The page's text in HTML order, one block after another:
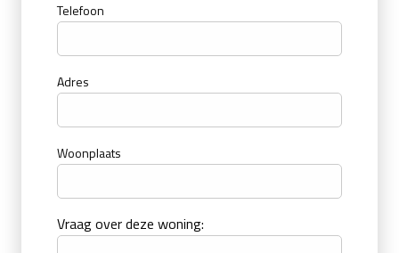
Telefoon
Adres
Woonplaats
Vraag over deze woning: